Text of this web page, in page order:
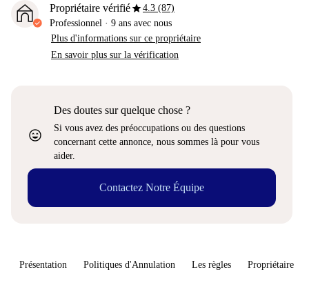
Propriétaire vérifiéstar4.3 (87)
Professionnel · 9 ans avec nous
Plus d'informations sur ce propriétaire
En savoir plus sur la vérification
sentiment_very_satisfied
Des doutes sur quelque chose ?
Si vous avez des préoccupations ou des questions
concernant cette annonce, nous sommes là pour vous
aider.
Contactez Notre Équipe
Présentation Politiques d'Annulation Les règles Propriétaire